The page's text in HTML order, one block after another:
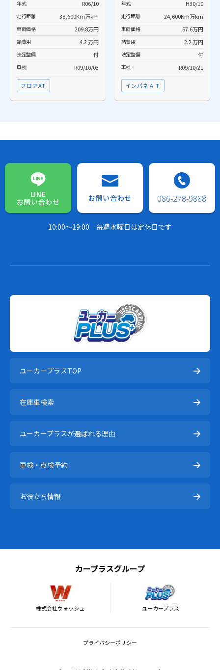
年式 R06/10
走行距離 38,600Km万km
車両価格 209.8万円
諸費用 4.2 万円
法定整備 付
車検 R09/10/03
フロアAT
年式 H30/10
走行距離 24,600Km万km
車両価格 57.6万円
諸費用 2.2 万円
法定整備 付
車検 R09/10/21
インパネＡＴ
LINE
お問い合わせ
お問い合わせ 086-278-9888
10:00～19:00 毎週水曜日は定休日です
ユーカープラスTOP
在庫⾞検索
ユーカープラスが選ばれる理由
車検・点検予約
お役立ち情報
カープラスグループ
株式会社ウォッシュ ユーカープラス
プライバシーポリシー